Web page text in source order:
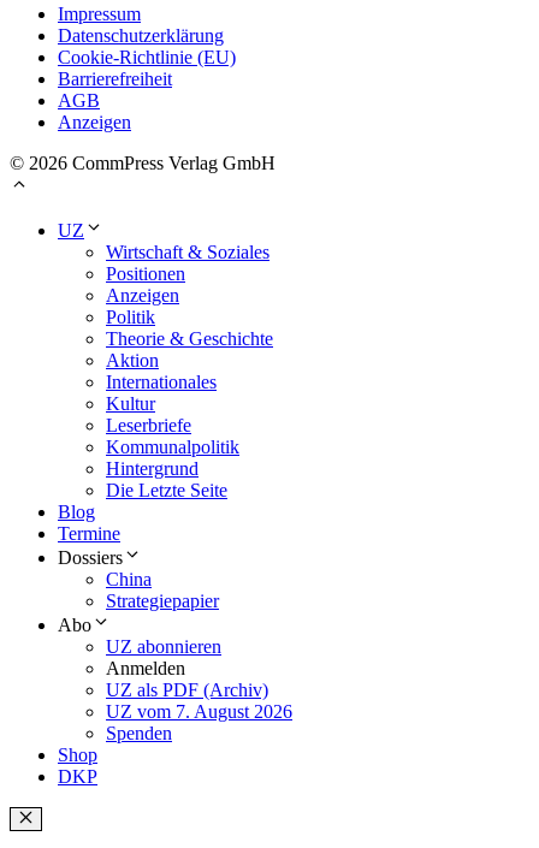
Impressum
Datenschutzerklärung
Cookie-Richtlinie (EU)
Barrierefreiheit
AGB
Anzeigen
© 2026 CommPress Verlag GmbH
UZ
Wirtschaft & Soziales
Positionen
Anzeigen
Politik
Theorie & Geschichte
Aktion
Internationales
Kultur
Leserbriefe
Kommunalpolitik
Hintergrund
Die Letzte Seite
Blog
Termine
Dossiers
China
Strategiepapier
Abo
UZ abonnieren
Anmelden
UZ als PDF (Archiv)
UZ vom 7. August 2026
Spenden
Shop
DKP
Schließen